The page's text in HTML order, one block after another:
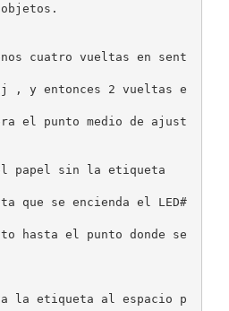
cuatro vueltas en sent
, y entonces 2 vueltas e
el punto medio de ajust
papel sin la etiqueta
que se encienda el LED#
hasta el punto donde se
la etiqueta al espacio p